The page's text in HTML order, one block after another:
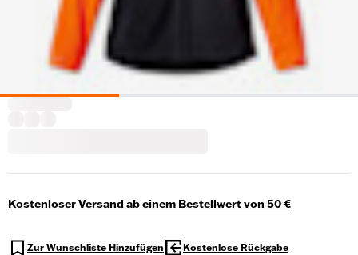
Kostenloser Versand ab einem Bestellwert von 50 €
Zur Wunschliste Hinzufügen Kostenlose Rückgabe